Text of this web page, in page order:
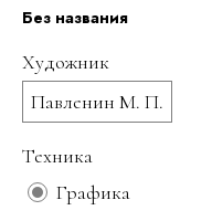
Без названия
Художник
Павленин М. П.
Техника
Графика